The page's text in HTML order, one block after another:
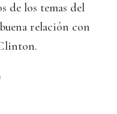
de los temas del
relación con